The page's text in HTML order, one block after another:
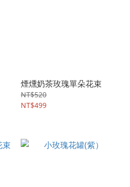
煙燻奶茶玫瑰單朵花束
NT$520
NT$499